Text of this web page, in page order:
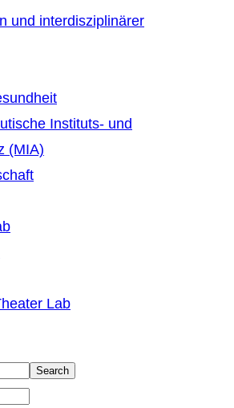
und interdisziplinärer
Instituts- und
(MIA)
Lab
Search